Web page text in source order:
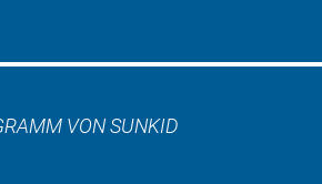
VON SUNKID